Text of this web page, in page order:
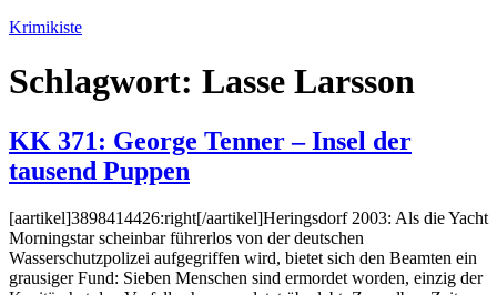
Zum
springen
Krimikiste
Schlagwort: Lasse Larsson
KK 371: George Tenner – Insel der
tausend Puppen
[aartikel]3898414426:right[/aartikel]Heringsdorf 2003: Als die Yacht
Morningstar scheinbar führerlos von der deutschen
Wasserschutzpolizei aufgegriffen wird, bietet sich den Beamten ein
grausiger Fund: Sieben Menschen sind ermordet worden, einzig der